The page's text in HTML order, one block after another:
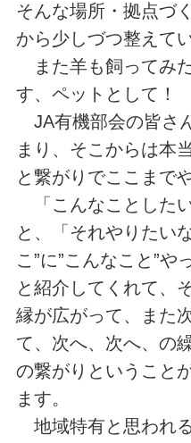
そんな場所・拠点づ
から少しづつ整えて
また羊も飼ってみ
す、ペットとして！
JA有機部会の皆さ
まり、そこからは本
と繋がりでここまで
「こんなことした
と、「それやりたい
こ”に”こんなこと”や
と紹介してくれて、
縁が広がって、また
て、次へ、次へ、の
の繋がりということ
ます。
地域特有と思われ